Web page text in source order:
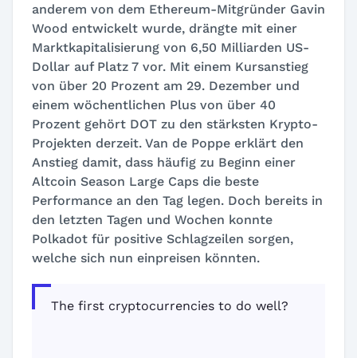
anderem von dem Ethereum-Mitgründer Gavin
Wood entwickelt wurde, drängte mit einer
Marktkapitalisierung von 6,50 Milliarden US-
Dollar auf Platz 7 vor. Mit einem Kursanstieg
von über 20 Prozent am 29. Dezember und
einem wöchentlichen Plus von über 40
Prozent gehört DOT zu den stärksten Krypto-
Projekten derzeit. Van de Poppe erklärt den
Anstieg damit, dass häufig zu Beginn einer
Altcoin Season Large Caps die beste
Performance an den Tag legen. Doch bereits in
den letzten Tagen und Wochen konnte
Polkadot für positive Schlagzeilen sorgen,
welche sich nun einpreisen könnten.
The first cryptocurrencies to do well?